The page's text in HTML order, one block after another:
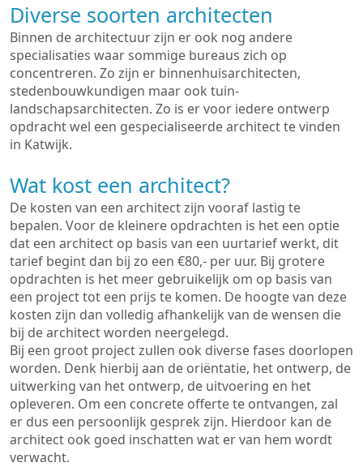
Diverse soorten architecten
Binnen de architectuur zijn er ook nog andere
specialisaties waar sommige bureaus zich op
concentreren. Zo zijn er binnenhuisarchitecten,
stedenbouwkundigen maar ook tuin-
landschapsarchitecten. Zo is er voor iedere ontwerp
opdracht wel een gespecialiseerde architect te vinden
in Katwijk.
Wat kost een architect?
De kosten van een architect zijn vooraf lastig te
bepalen. Voor de kleinere opdrachten is het een optie
dat een architect op basis van een uurtarief werkt, dit
tarief begint dan bij zo een €80,- per uur. Bij grotere
opdrachten is het meer gebruikelijk om op basis van
een project tot een prijs te komen. De hoogte van deze
kosten zijn dan volledig afhankelijk van de wensen die
bij de architect worden neergelegd.
Bij een groot project zullen ook diverse fases doorlopen
worden. Denk hierbij aan de oriëntatie, het ontwerp, de
uitwerking van het ontwerp, de uitvoering en het
opleveren. Om een concrete offerte te ontvangen, zal
er dus een persoonlijk gesprek zijn. Hierdoor kan de
architect ook goed inschatten wat er van hem wordt
verwacht.